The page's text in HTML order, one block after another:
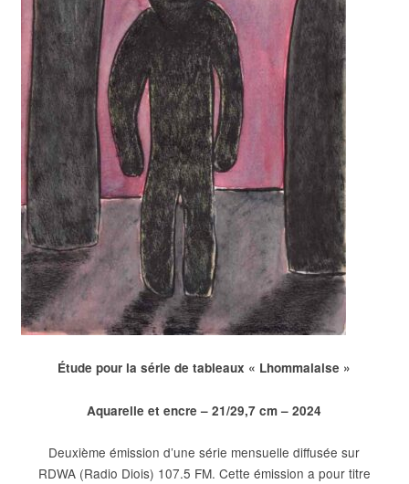
Étude pour la série de tableaux « Lhommalaise »
Aquarelle et encre – 21/29,7 cm – 2024
Deuxième émission d’une série mensuelle diffusée sur
RDWA (Radio Diois) 107.5 FM. Cette émission a pour titre